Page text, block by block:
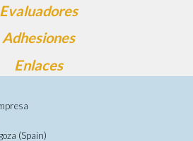
Evaluadores
Adhesiones
Enlaces
(Spain)